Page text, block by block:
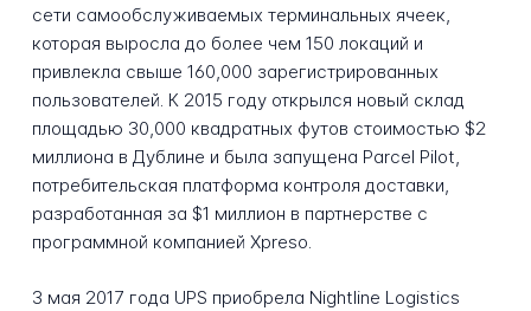
сети самообслуживаемых терминальных ячеек,
которая выросла до более чем 150 локаций и
привлекла свыше 160,000 зарегистрированных
пользователей. К 2015 году открылся новый склад
площадью 30,000 квадратных футов стоимостью $2
миллиона в Дублине и была запущена Parcel Pilot,
потребительская платформа контроля доставки,
разработанная за $1 миллион в партнерстве с
программной компанией Xpreso.
3 мая 2017 года UPS приобрела Nightline Logistics